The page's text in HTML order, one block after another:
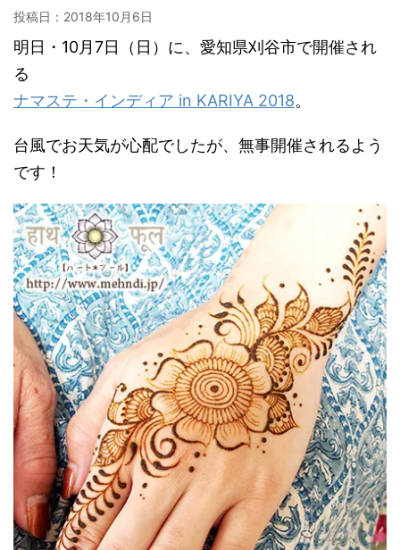
投稿日： 2018年10月6日
明日・10月7日（日）に、愛知県刈谷市で開催され
る
ナマステ・インディア in KARIYA 2018。
台風でお天気が心配でしたが、無事開催されるよう
です！